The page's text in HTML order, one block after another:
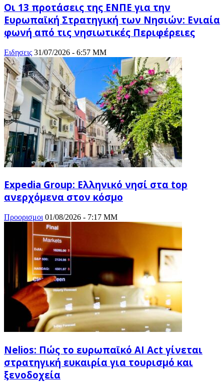
Οι 13 προτάσεις της ΕΝΠΕ για την
Ευρωπαϊκή Στρατηγική των Νησιών: Ενιαία
φωνή από τις νησιωτικές Περιφέρειες
Ειδησεις 31/07/2026 - 6:57 ΜΜ
Expedia Group: Ελληνικό νησί στα top
ανερχόμενα στον κόσμο
Προορισμοι 01/08/2026 - 7:17 ΜΜ
Nelios: Πώς το ευρωπαϊκό AI Act γίνεται
στρατηγική ευκαιρία για τουρισμό και
ξενοδοχεία